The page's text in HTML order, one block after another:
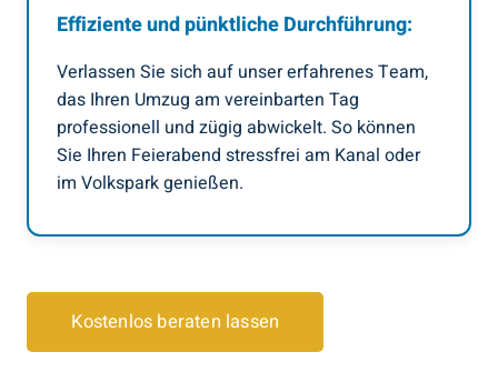
Effiziente und pünktliche Durchführung:
Verlassen Sie sich auf unser erfahrenes Team,
das Ihren Umzug am vereinbarten Tag
professionell und zügig abwickelt. So können
Sie Ihren Feierabend stressfrei am Kanal oder
im Volkspark genießen.
Kostenlos beraten lassen